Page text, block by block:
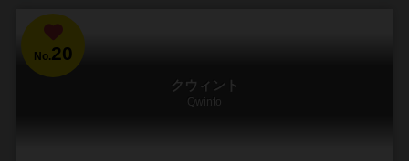
No.20
クウィント
Qwinto